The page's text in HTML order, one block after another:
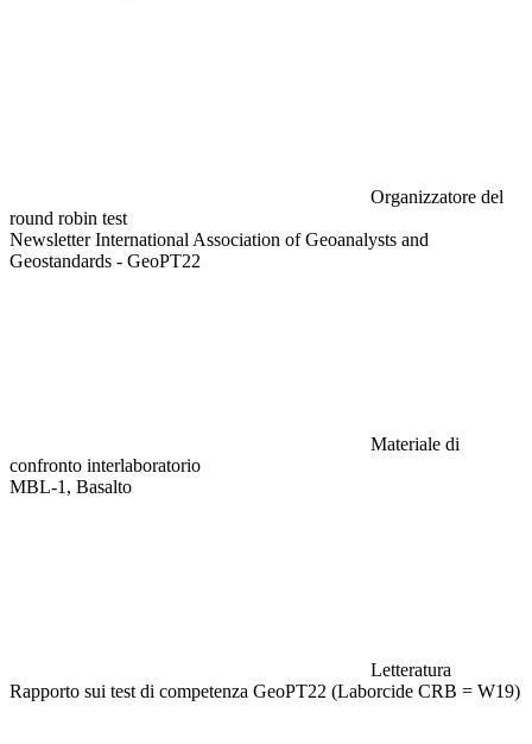
Organizzatore del
round robin test
Newsletter International Association of Geoanalysts and
Geostandards - GeoPT22
Materiale di
confronto interlaboratorio
MBL-1, Basalto
Letteratura
Rapporto sui test di competenza GeoPT22 (Laborcide CRB = W19)